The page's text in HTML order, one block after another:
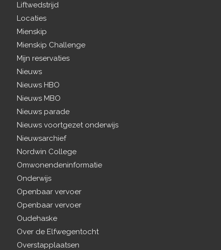
Liftwedstrijd
Locaties
Mienskip
Mienskip Challenge
Mijn reservaties
Nieuws
Nieuws HBO
Nieuws MBO
Nieuws parade
Nieuws voortgezet onderwijs
Nieuwsarchief
Nordwin College
Omwonendeninformatie
Onderwijs
Openbaar vervoer
Openbaar vervoer
Oudehaske
Over de Elfwegentocht
Overstapplaatsen